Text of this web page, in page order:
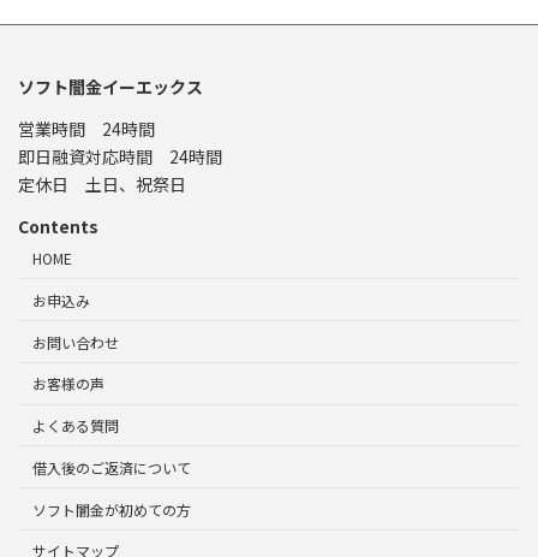
ソフト闇金イーエックス
営業時間 24時間
即日融資対応時間 24時間
定休日 土日、祝祭日
Contents
HOME
お申込み
お問い合わせ
お客様の声
よくある質問
借入後のご返済について
ソフト闇金が初めての方
サイトマップ